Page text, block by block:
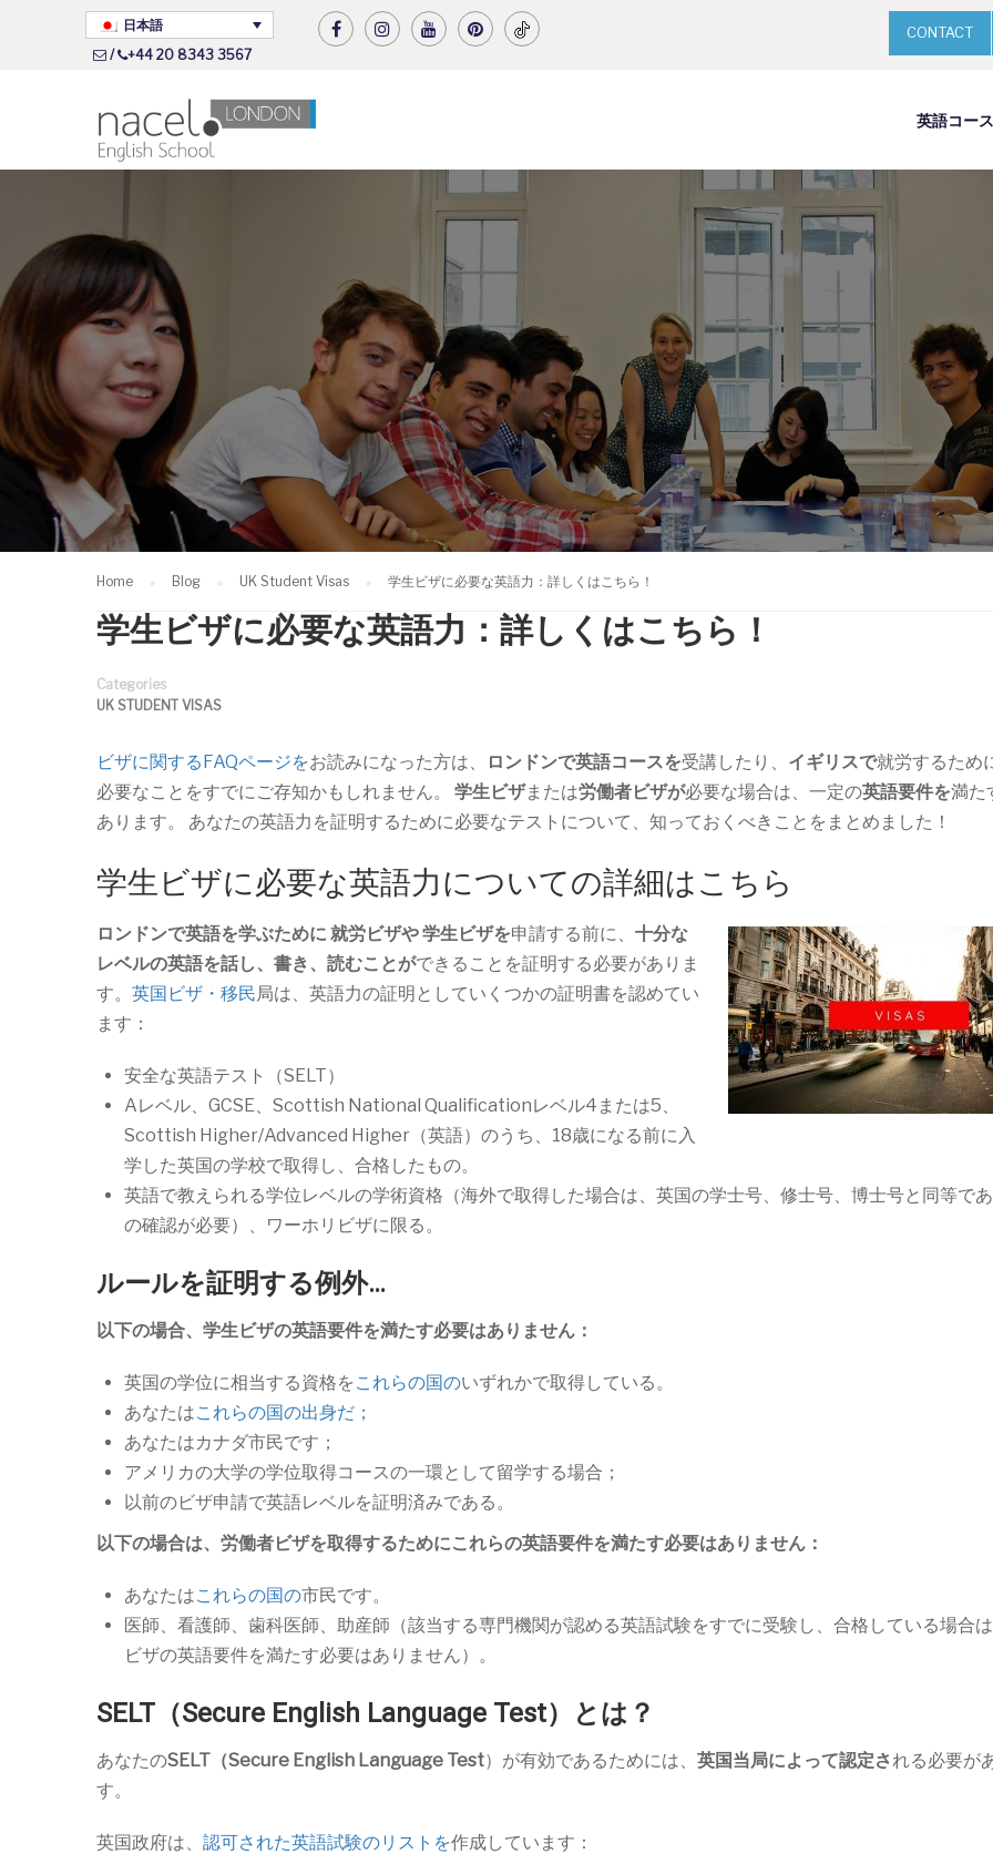
日本語
/
+44 20 8343 3567
CONTACT
英語コース
Home Blog UK Student Visas 学生ビザに必要な英語力：詳しくはこちら！
学生ビザに必要な英語力：詳しくはこちら！
Categories
UK STUDENT VISAS
ビザに関するFAQページをお読みになった方は、 ロンドンで英語コースを受講したり、 イギリスで就労するため
必要なことをすでにご存知かもしれません。 学生ビザまたは労働者ビザが必要な場合は、一定の英語要件を満た
あります。 あなたの英語力を証明するために必要なテストについて、知っておくべきことをまとめました！
学生ビザに必要な英語力についての詳細はこちら
ロンドンで英語を学ぶために 就労ビザや学生ビザを申請する前に、 十分な
レベルの英語を話し、書き、読むことができることを証明する必要がありま
す。 英国ビザ・移民局は、英語力の証明としていくつかの証明書を認めてい
ます：
安全な英語テスト（SELT）
Aレベル、GCSE、Scottish National Qualificationレベル4または5、
Scottish Higher/Advanced Higher（英語）のうち、18歳になる前に入
学した英国の学校で取得し、合格したもの。
英語で教えられる学位レベルの学術資格（海外で取得した場合は、英国の学士号、修士号、博士号と同等で
の確認が必要）、ワーホリビザに限る。
ルールを証明する例外…
以下の場合、学生ビザの英語要件を満たす必要はありません：
英国の学位に相当する資格を これらの国のいずれかで取得している。
あなたはこれらの国の出身だ；
あなたはカナダ市民です；
アメリカの大学の学位取得コースの一環として留学する場合；
以前のビザ申請で英語レベルを証明済みである。
以下の場合は、労働者ビザを取得するためにこれらの英語要件を満たす必要はありません：
あなたはこれらの国の市民です。
医師、看護師、歯科医師、助産師（該当する専門機関が認める英語試験をすでに受験し、合格している場合
ビザの英語要件を満たす必要はありません）。
SELT（Secure English Language Test）とは？
あなたのSELT（Secure English Language Test）が有効であるためには、 英国当局によって認定される必要が
す。
英国政府は、 認可された英語試験のリストを作成しています：